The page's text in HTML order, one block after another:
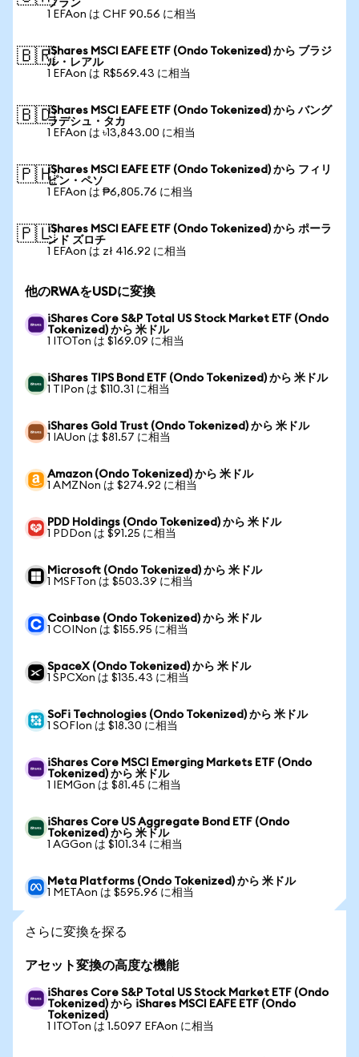
フラン
1 EFAon は CHF 90.56 に相当
🇧🇷iShares MSCI EAFE ETF (Ondo Tokenized) から ブラジ
ル・レアル
1 EFAon は R$569.43 に相当
🇧🇩iShares MSCI EAFE ETF (Ondo Tokenized) から バング
ラデシュ・タカ
1 EFAon は ৳13,843.00 に相当
🇵🇭iShares MSCI EAFE ETF (Ondo Tokenized) から フィリ
ピン・ペソ
1 EFAon は ₱6,805.76 に相当
🇵🇱iShares MSCI EAFE ETF (Ondo Tokenized) から ポーラ
ンド ズロチ
1 EFAon は zł 416.92 に相当
他のRWAをUSDに変換
iShares Core S&P Total US Stock Market ETF (Ondo
Tokenized) から 米ドル
1 ITOTon は $169.09 に相当
iShares TIPS Bond ETF (Ondo Tokenized) から 米ドル
1 TIPon は $110.31 に相当
iShares Gold Trust (Ondo Tokenized) から 米ドル
1 IAUon は $81.57 に相当
Amazon (Ondo Tokenized) から 米ドル
1 AMZNon は $274.92 に相当
PDD Holdings (Ondo Tokenized) から 米ドル
1 PDDon は $91.25 に相当
Microsoft (Ondo Tokenized) から 米ドル
1 MSFTon は $503.39 に相当
Coinbase (Ondo Tokenized) から 米ドル
1 COINon は $155.95 に相当
SpaceX (Ondo Tokenized) から 米ドル
1 SPCXon は $135.43 に相当
SoFi Technologies (Ondo Tokenized) から 米ドル
1 SOFIon は $18.30 に相当
iShares Core MSCI Emerging Markets ETF (Ondo
Tokenized) から 米ドル
1 IEMGon は $81.45 に相当
iShares Core US Aggregate Bond ETF (Ondo
Tokenized) から 米ドル
1 AGGon は $101.34 に相当
Meta Platforms (Ondo Tokenized) から 米ドル
1 METAon は $595.96 に相当
さらに変換を探る
アセット変換の高度な機能
iShares Core S&P Total US Stock Market ETF (Ondo
Tokenized) から iShares MSCI EAFE ETF (Ondo
Tokenized)
1 ITOTon は 1.5097 EFAon に相当